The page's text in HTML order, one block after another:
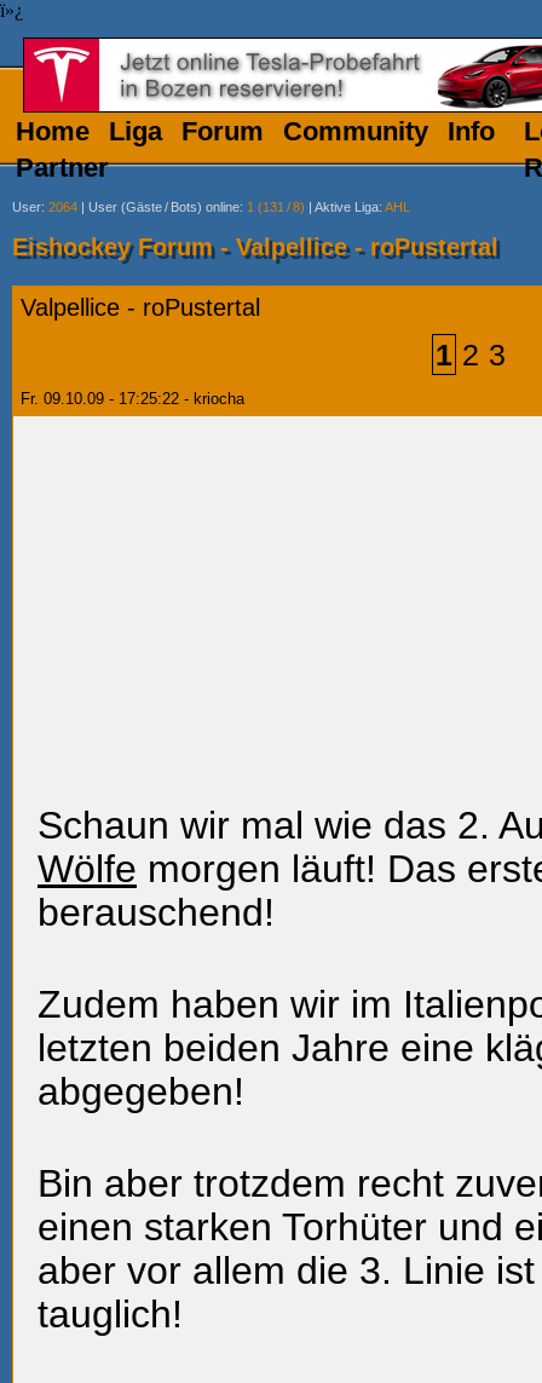
ï»¿
Home Liga Forum Community
Info
Partner
User: 2064 | User (Gäste/ Bots) online: 1 (131 /8) | Aktive Liga: AHL
Eishockey Forum - Valpellice - roPustertal
Valpellice - roPustertal
1 2 3
Fr. 09.10.09 - 17:25:22 - kriocha
Schaun wir mal wie das 2.
Wölfe morgen läuft! Das
berauschend!
Zudem haben wir im
letzten beiden Jahre eine
abgegeben!
Bin aber trotzdem recht
einen starken Torhüter und
aber vor allem die 3. Linie
tauglich!